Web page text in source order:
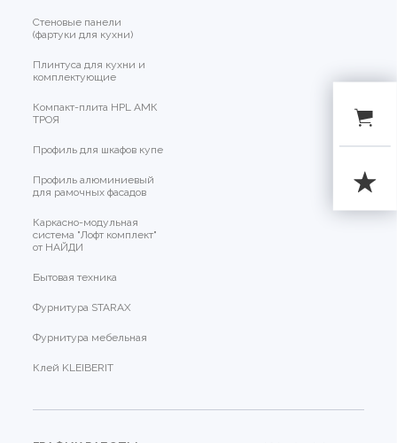
Стеновые панели
(фартуки для кухни)
Плинтуса для кухни и
комплектующие
Компакт-плита HPL АМК
ТРОЯ
Профиль для шкафов купе
Профиль алюминиевый
для рамочных фасадов
Каркасно-модульная
система "Лофт комплект"
от НАЙДИ
Бытовая техника
Фурнитура STARAX
Фурнитура мебельная
Клей KLEIBERIT